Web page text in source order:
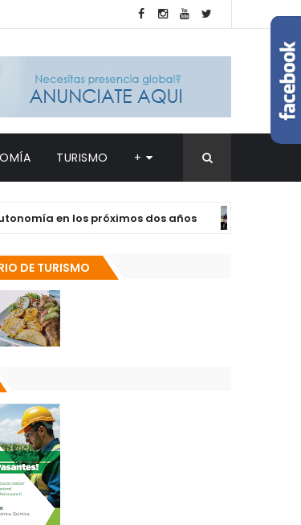
TURISMO +
en los próximos dos años DESTACADAS
DE TURISMO